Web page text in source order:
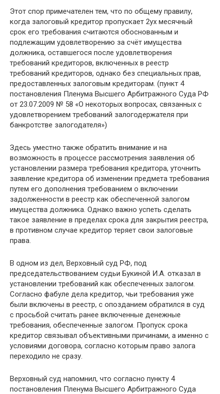
Этот спор примечателен тем, что по общему правилу,
когда залоговый кредитор пропускает 2ух месячный
срок его требования считаются обоснованным и
подлежащим удовлетворению за счёт имущества
должника, оставшегося после удовлетворения
требований кредиторов, включенных в реестр
требований кредиторов, однако без специальных прав,
предоставленных залоговым кредиторам. (пункт 4
постановления Пленума Высшего Арбитражного Суда РФ
от 23.07.2009 № 58 «О некоторых вопросах, связанных с
удовлетворением требований залогодержателя при
банкротстве залогодателя»)
Здесь уместно также обратить внимание и на
возможность в процессе рассмотрения заявления об
установлении размера требования кредитора, уточнить
заявление кредитора об изменении предмета требования
путем его дополнения требованием о включении
задолженности в реестр как обеспеченной залогом
имущества должника. Однако важно успеть сделать
такое заявление в пределах срока для закрытия реестра,
в противном случае кредитор теряет свои залоговые
права.
В одном из дел, Верховный суд РФ, под
председательствованием судьи Букиной И.А. отказал в
установлении требований как обеспеченных залогом.
Согласно фабуле дела кредитор, чьи требования уже
были включены в реестр, с опозданием обратился в суд
с просьбой считать ранее включенные денежные
требования, обеспеченные залогом. Пропуск срока
кредитор связывал объективными причинами, а именно с
условиями договора, согласно которым право залога
переходило не сразу.
Верховный суд напомнил, что согласно пункту 4
постановления Пленума Высшего Арбитражного Суда